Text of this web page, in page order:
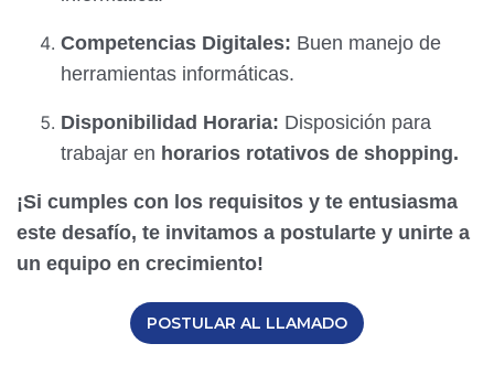
Competencias Digitales: Buen manejo de
herramientas informáticas.
Disponibilidad Horaria: Disposición para
trabajar en horarios rotativos de shopping.
¡Si cumples con los requisitos y te entusiasma
este desafío, te invitamos a postularte y unirte a
un equipo en crecimiento!
POSTULAR AL LLAMADO